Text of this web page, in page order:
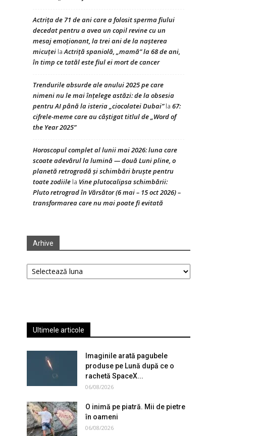
Actrița de 71 de ani care a folosit sperma fiului
decedat pentru a avea un copil revine cu un
mesaj emoționant, la trei ani de la nașterea
micuței laActriță spaniolă, „mamă” la 68 de ani,
în timp ce tatăl este fiul ei mort de cancer
Trendurile absurde ale anului 2025 pe care
nimeni nu le mai înțelege astăzi: de la obsesia
pentru AI până la isteria „ciocolatei Dubai”la 67:
cifrele-meme care au câștigat titlul de „Word of
the Year 2025”
Horoscopul complet al lunii mai 2026: luna care
scoate adevărul la lumină — două Luni pline, o
planetă retrogradă și schimbări bruște pentru
toate zodiile la Vine plutocalipsa schimbării:
Pluto retrograd în Vărsător (6 mai – 15 oct 2026) –
transformarea care nu mai poate fi evitată
Arhive
Arhive
Ultimele articole
Imaginile arată pagubele
produse pe Lună după ce o
rachetă SpaceX...
06/08/2026
O inimă pe piatră. Mii de pietre
în oameni
06/08/2026